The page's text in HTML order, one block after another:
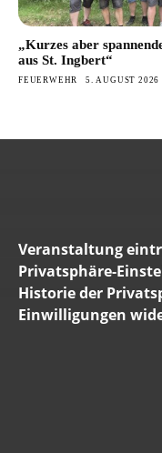
„Kurzes aber
aus St. Ingbert“
FEUERWEHR 5. AUGUST 2026
Veranstaltung
Privatsphäre-
Historie der
Einwilligungen